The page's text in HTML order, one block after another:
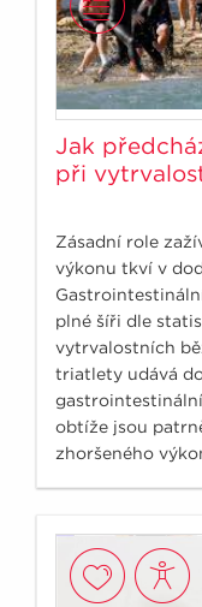
Jak
při
Zásadní role
výkonu tkví v
plné šíři dle
vytrvalostních
triatlety udává
obtíže jsou
zhoršeného